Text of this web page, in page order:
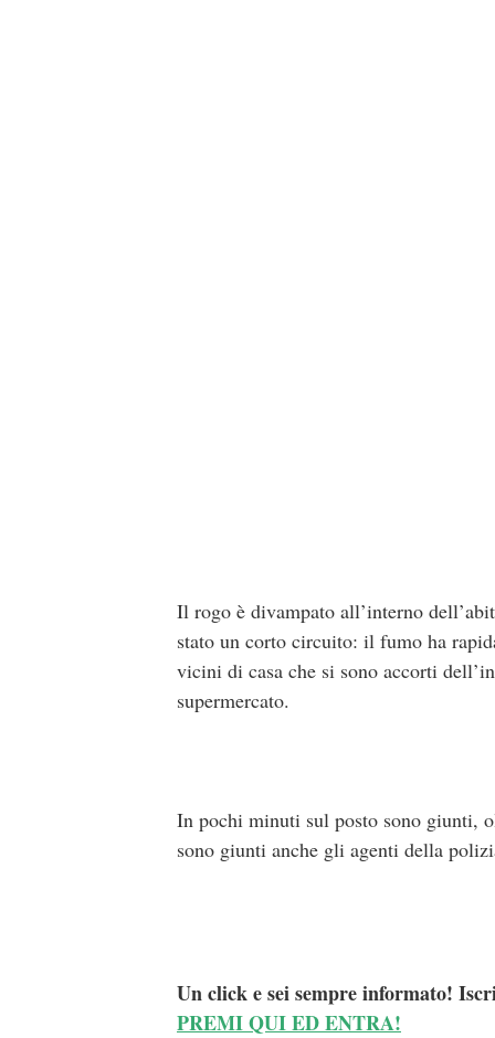
Il rogo è divampato all’interno
stato un corto circuito: il fumo ha
vicini di casa che si sono accorti
supermercato.
In pochi minuti sul posto sono giunti,
sono giunti anche gli agenti della
Un click e sei sempre informato!
PREMI QUI ED ENTRA!